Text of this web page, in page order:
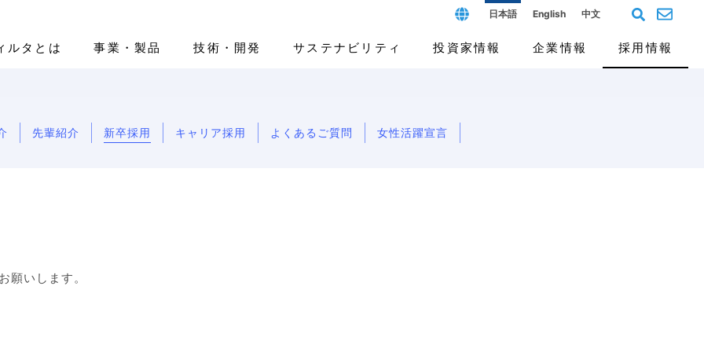
先輩紹介 新卒採用 キャリア採用 よくあるご質問 女性活躍宣言
願いします。
日本語 English 中文
ルタとは 事業・製品
アフィルタ ヘルスケア
技術・開発
Nano Filter™」 医療用レベルのマスク開発 活躍するフィールド 開発拠点と人材
サステナビリティ
環境（E） ガバナンス（G） 報告書
投資家情報
ライブラリー 株式情報 IRカレンダー
個人投資家の皆様へ
企業情報
本情報 役員一覧 組織図
採用情報
輩紹介 新卒採用 キャリア採用 よくあるご質問